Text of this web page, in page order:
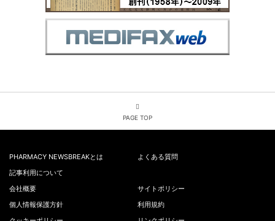
PAGE TOP
PHARMACY NEWSBREAKとは
よくある質問
記事利用について
会社概要
サイトポリシー
個人情報保護方針
利用規約